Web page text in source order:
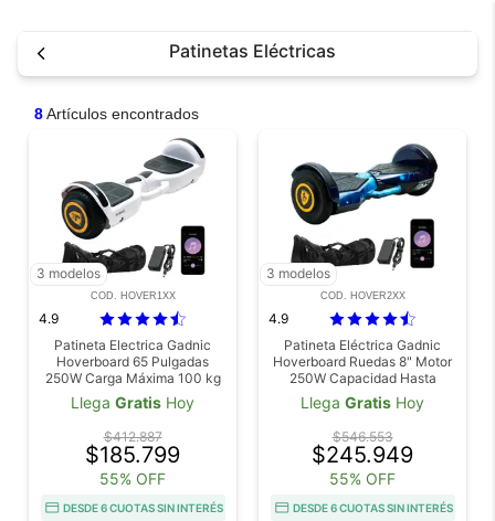
Patinetas Eléctricas
8Artículos encontrados
3 modelos
COD. HOVER1XX
4.9
Patineta Electrica Gadnic
Hoverboard 65 Pulgadas
250W Carga Máxima 100 kg
Autonomía 6-8 km Batería
Litio 1,8Ah
Llega Gratis Hoy
$412.887
$185.799
55% OFF
DESDE 6 CUOTAS SIN INTERÉS
3 modelos
COD. HOVER2XX
4.9
Patineta Eléctrica Gadnic
Hoverboard Ruedas 8" Motor
250W Capacidad Hasta
100kg
Llega Gratis Hoy
$546.553
$245.949
55% OFF
DESDE 6 CUOTAS SIN INTERÉS